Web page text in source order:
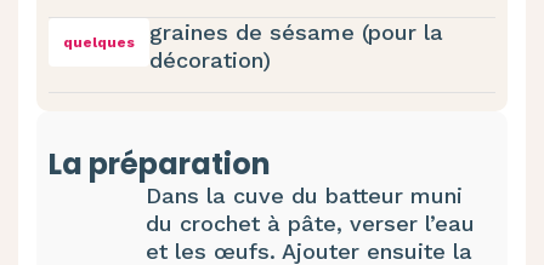
quelques
graines de sésame (pour la
décoration)
La préparation
Dans la cuve du batteur muni
du crochet à pâte, verser l’eau
et les œufs. Ajouter ensuite la